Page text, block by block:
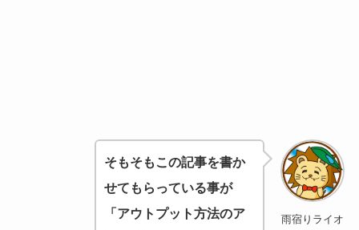
雨宿りライオ
そもそもこの記事を書か
せてもらっている事が
「アウトプット方法のア